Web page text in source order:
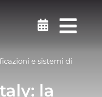
e sistemi di
la